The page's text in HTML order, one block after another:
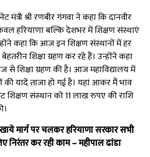
श्री रणबीर गंगवा ने कहा कि दानवीर
हरियाणा बल्कि देशभर में शिक्षण संस्थाएं
कहा कि आज इन शिक्षण संस्थानों में हर
बेहतरीन शिक्षा ग्रहण कर रहे हैं। उन्होंने कहा
से शिक्षा ग्रहण की है। आज महाविद्यालय में
यादें ताजा हो गई है। यहां आकर मैं भाव
शिक्षण संस्थान को 11 लाख रुपए की राशि
मार्ग पर चलकर हरियाणा सरकार सभी
निरंतर कर रही काम– महीपाल ढांडा